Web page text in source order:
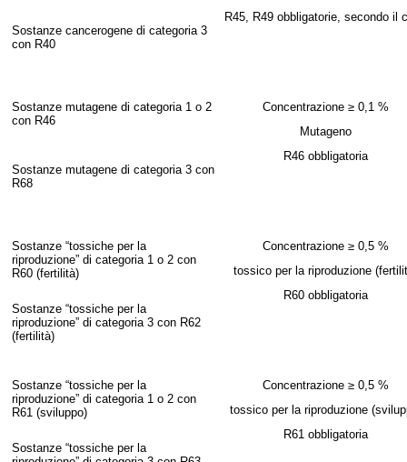
R45, R49 obbligatorie, secondo il
Sostanze cancerogene di categoria 3
con R40
Sostanze mutagene di categoria 1 o 2
con R46
Concentrazione ≥ 0,1 %
Mutageno
R46 obbligatoria
Sostanze mutagene di categoria 3 con
R68
Sostanze “tossiche per la
riproduzione” di categoria 1 o 2 con
R60 (fertilità)
Concentrazione ≥ 0,5 %
tossico per la riproduzione
R60 obbligatoria
Sostanze “tossiche per la
riproduzione” di categoria 3 con R62
(fertilità)
Sostanze “tossiche per l a
riproduzione” di categoria 1 o 2 con
R61 (sviluppo)
Concentrazione ≥ 0,5 %
tossico per la riproduzione
R61 obbligatoria
Sostanze “tossiche per la